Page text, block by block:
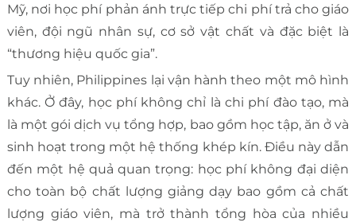
Mỹ, nơi học phí phản ánh trực tiếp chi phí trả cho giáo
viên, đội ngũ nhân sự, cơ sở vật chất và đặc biệt là
“thương hiệu quốc gia”.
Tuy nhiên, Philippines lại vận hành theo một mô hình
khác. Ở đây, học phí không chỉ là chi phí đào tạo, mà
là một gói dịch vụ tổng hợp, bao gồm học tập, ăn ở và
sinh hoạt trong một hệ thống khép kín. Điều này dẫn
đến một hệ quả quan trọng: học phí không đại diện
cho toàn bộ chất lượng giảng dạy bao gồm cả chất
lượng giáo viên, mà trở thành tổng hòa của nhiều